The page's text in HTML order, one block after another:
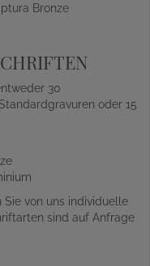
Bronze
30
oder 15
von uns individuelle
sind auf Anfrage